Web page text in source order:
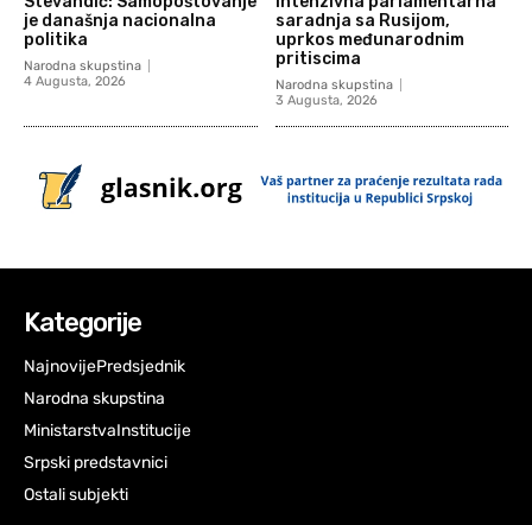
je današnja nacionalna
politika
Narodna skupstina
4 Augusta, 2026
saradnja sa Rusijom,
uprkos međunarodnim
pritiscima
Narodna skupstina
3 Augusta, 2026
Kategorije
NajnovijePredsjednik
Narodna skupstina
MinistarstvaInstitucije
Srpski predstavnici
Ostali subjekti